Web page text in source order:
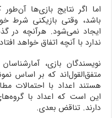
اما اگر نتایج بازی‌ها
باشد، وقتی بازیکنی شرط
ایجاد نمی‌شود. هرآنچه در
ندارد با آنچه اتفاق خواهد
نویسندگان بازی،
متفق‌القول‌اند که بر اساس
هستند اعداد با احتمالات
این است که اعداد با
دارند. تناقض بعدی.